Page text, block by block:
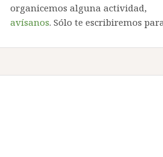
organicemos alguna actividad,
avísanos. Sólo te escribiremos